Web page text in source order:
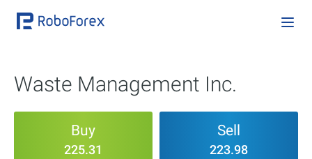
Waste Management Inc.
Buy
225.31
Sell
223.98